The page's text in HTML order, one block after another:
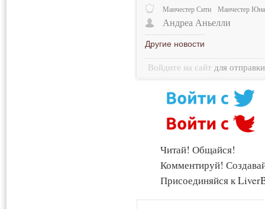
Манчестер Сити Манчестер
Андреа Аньелли
Другие новости
Войдите на сайт для
Читай! Общайся!
Комментируй!
Присоединяйся к